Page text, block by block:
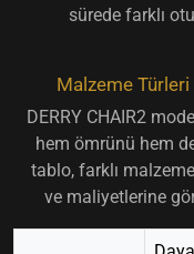
sürede farklı
Malzeme Türleri
DERRY CHAIR2
hem ömrünü hem
tablo, farklı
ve maliyetlerine